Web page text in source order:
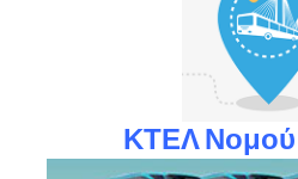
ΚΤΕΛ Νομού